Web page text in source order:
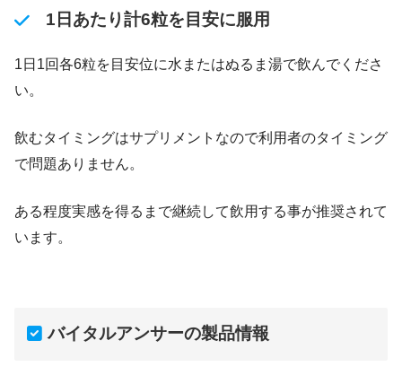
1日あたり計6粒を目安に服用
1日1回各6粒を目安位に水またはぬるま湯で飲んでくださ
い。
飲むタイミングはサプリメントなので利用者のタイミング
で問題ありません。
ある程度実感を得るまで継続して飲用する事が推奨されて
います。
バイタルアンサーの製品情報